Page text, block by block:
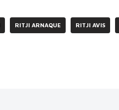
RITJI ARNAQUE RITJI AVIS